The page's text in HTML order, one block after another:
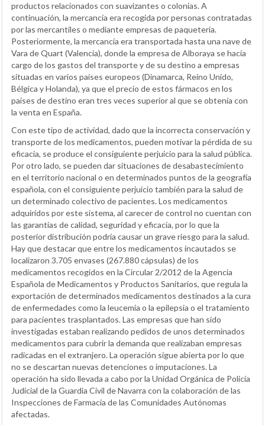
productos relacionados con suavizantes o colonias. A
continuación, la mercancía era recogida por personas contratadas
por las mercantiles o mediante empresas de paquetería.
Posteriormente, la mercancía era transportada hasta una nave de
Vara de Quart (Valencia), donde la empresa de Alboraya se hacía
cargo de los gastos del transporte y de su destino a empresas
situadas en varios países europeos (Dinamarca, Reino Unido,
Bélgica y Holanda), ya que el precio de estos fármacos en los
países de destino eran tres veces superior al que se obtenía con
la venta en España.
Con este tipo de actividad, dado que la incorrecta conservación y
transporte de los medicamentos, pueden motivar la pérdida de su
eficacia, se produce el consiguiente perjuicio para la salud pública.
Por otro lado, se pueden dar situaciones de desabastecimiento
en el territorio nacional o en determinados puntos de la geografía
española, con el consiguiente perjuicio también para la salud de
un determinado colectivo de pacientes. Los medicamentos
adquiridos por este sistema, al carecer de control no cuentan con
las garantías de calidad, seguridad y eficacia, por lo que la
posterior distribución podría causar un grave riesgo para la salud.
Hay que destacar que entre los medicamentos incautados se
localizaron 3.705 envases (267.880 cápsulas) de los
medicamentos recogidos en la Circular 2/2012 de la Agencia
Española de Medicamentos y Productos Sanitarios, que regula la
exportación de determinados medicamentos destinados a la cura
de enfermedades como la leucemia o la epilepsia o el tratamiento
para pacientes trasplantados. Las empresas que han sido
investigadas estaban realizando pedidos de unos determinados
medicamentos para cubrir la demanda que realizaban empresas
radicadas en el extranjero. La operación sigue abierta por lo que
no se descartan nuevas detenciones o imputaciones. La
operación ha sido llevada a cabo por la Unidad Orgánica de Policía
Judicial de la Guardia Civil de Navarra con la colaboración de las
Inspecciones de Farmacia de las Comunidades Autónomas
afectadas.